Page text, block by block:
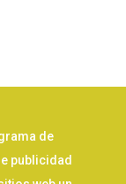
de
publicidad